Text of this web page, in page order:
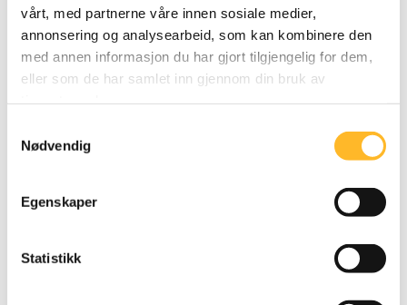
vårt, med partnerne våre innen sosiale medier,
annonsering og analysearbeid, som kan kombinere den
med annen informasjon du har gjort tilgjengelig for dem,
eller som de har samlet inn gjennom din bruk av
Nødvendig
Egenskaper
Statistikk
KVELDSNYTT SØNDAG 8. APR 2024
Det må bli enklere å jobbe lenge
tenke nytt for å gjøre det mulig for flere å